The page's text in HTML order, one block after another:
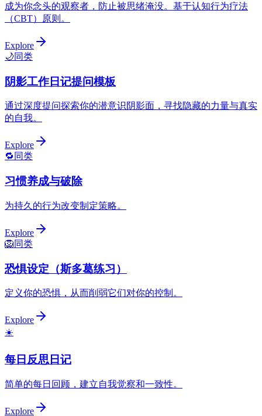
成为你念头的观察者，防止被思绪淹没。基于认知行为疗法
（CBT）原则。
Explore
🌙同类
阴影工作日记提问模板
通过深度提问探索你的潜意识阴影面，寻找隐藏的力量与真实
的自我。
Explore
🔁 同类
习惯养成与破除
为持久的行为改变制定策略。
Explore
🦁同类
恐惧设定（斯多葛练习）
定义你的恐惧，从而削弱它们对你的控制。
Explore
☀️
每日反思日记
简单的每日回顾，建立自我觉察和一致性。
Explore